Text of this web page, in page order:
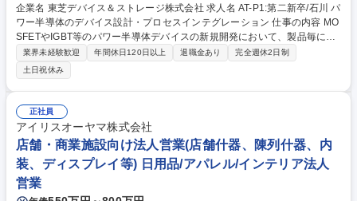
企業名 東芝デバイス＆ストレージ株式会社 求人名 AT-P1:第二新卒/石川 パ
ワー半導体のデバイス設計・プロセスインテグレーション 仕事の内容 MO
SFETやIGBT等のパワー半導体デバイスの新規開発において、製品毎に6
～8名のチームを組み、以下業務をお任せします。具体的には、■半導体の
プロセスインテグレーション、デバイス技術■評価分析■プロセス シミュ
レーション（TCAD）【募集背景】当社はこれまで、加賀東芝を中心に、
200mmウエハー対応の製造ラインの生産能力を増強してきました。今
回、同社の既存建屋における200mmウエハー対応のクリーンルーム内
に、300mmウエハー対応の製造ラインを敷設し、低耐圧MOSFET、IGBT
の生産能力を増強すること伴いプロセスインテグレーション技術者を募集
します。 変更範囲：当社業務全般 募集職種 AT-P1:第二新卒/石川 パワー半
導体のデバイス設計・プロセスインテグレーション
業界未経験歓迎 年間休日120日以上 退職金あり
完全週休2日制
土日祝休み
正社員
アイリスオーヤマ株式会社
店舗・商業施設向け法人営業(店舗什器、陳列什器、内
装、ディスプレイ等) 日用品/アパレル/インテリア法人
営業